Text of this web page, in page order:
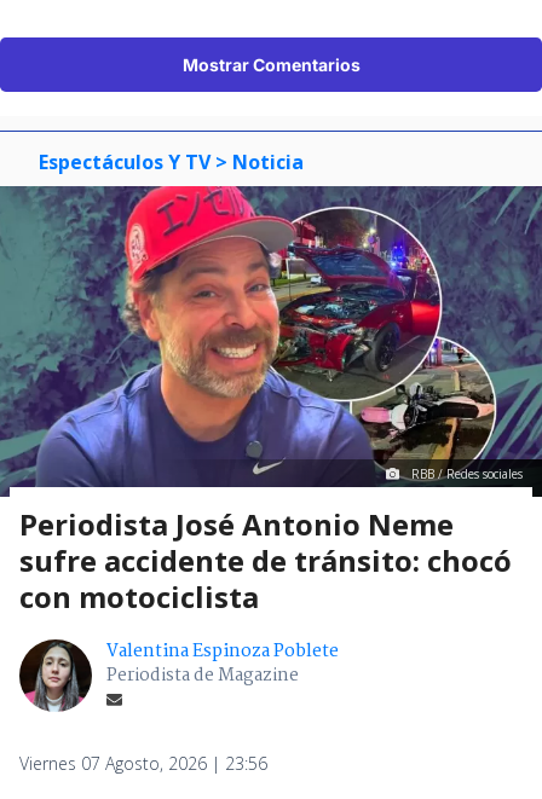
Mostrar Comentarios
Espectáculos Y TV > Noticia
RBB / Redes sociales
Periodista José Antonio Neme
sufre accidente de tránsito: chocó
con motociclista
Valentina Espinoza Poblete
Periodista de Magazine
Viernes 07 Agosto, 2026 | 23:56